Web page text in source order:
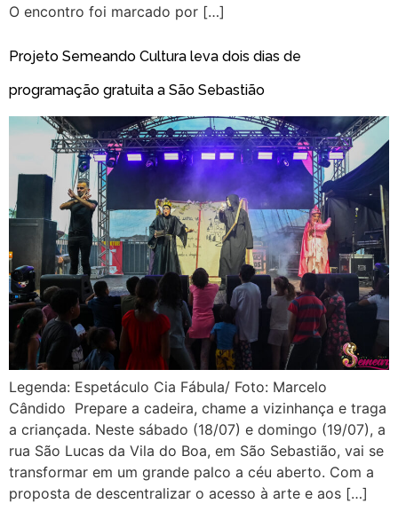
O encontro foi marcado por […]
Projeto Semeando Cultura leva dois dias de
programação gratuita a São Sebastião
Legenda: Espetáculo Cia Fábula/ Foto: Marcelo
Cândido Prepare a cadeira, chame a vizinhança e traga
a criançada. Neste sábado (18/07) e domingo (19/07), a
rua São Lucas da Vila do Boa, em São Sebastião, vai se
transformar em um grande palco a céu aberto. Com a
proposta de descentralizar o acesso à arte e aos […]